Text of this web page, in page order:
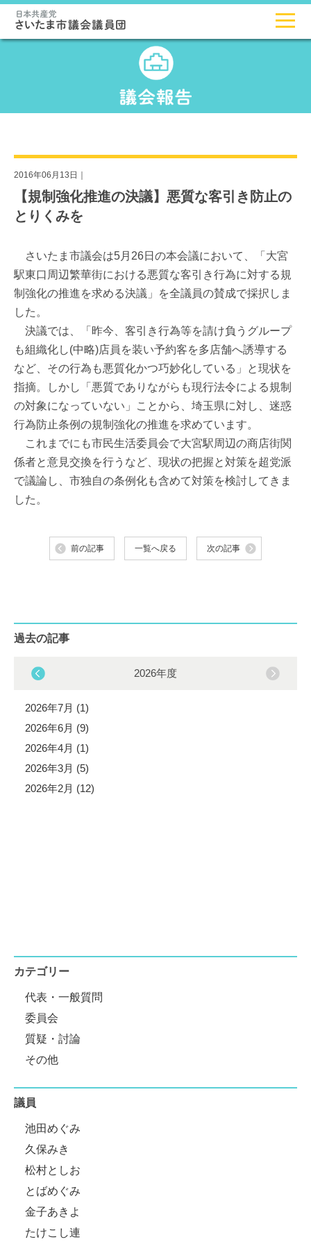
2016年06月13日｜
【規制強化推進の決議】悪質な客引き防止の
とりくみを
さいたま市議会は5月26日の本会議において、「大宮
駅東口周辺繁華街における悪質な客引き行為に対する規
制強化の推進を求める決議」を全議員の賛成で採択しま
した。
決議では、「昨今、客引き行為等を請け負うグループ
も組織化し(中略)店員を装い予約客を多店舗へ誘導する
など、その行為も悪質化かつ巧妙化している」と現状を
指摘。しかし「悪質でありながらも現行法令による規制
の対象になっていない」ことから、埼玉県に対し、迷惑
行為防止条例の規制強化の推進を求めています。
これまでにも市民生活委員会で大宮駅周辺の商店街関
係者と意見交換を行うなど、現状の把握と対策を超党派
で議論し、市独自の条例化も含めて対策を検討してきま
した。
前の記事 一覧へ戻る 次の記事
過去の記事
2026年度
2026年7月 (1)
2026年6月 (9)
2026年4月 (1)
2026年3月 (5)
2026年2月 (12)
カテゴリー
代表・一般質問
委員会
質疑・討論
その他
議員
池田めぐみ
久保みき
松村としお
とばめぐみ
金子あきよ
たけこし連